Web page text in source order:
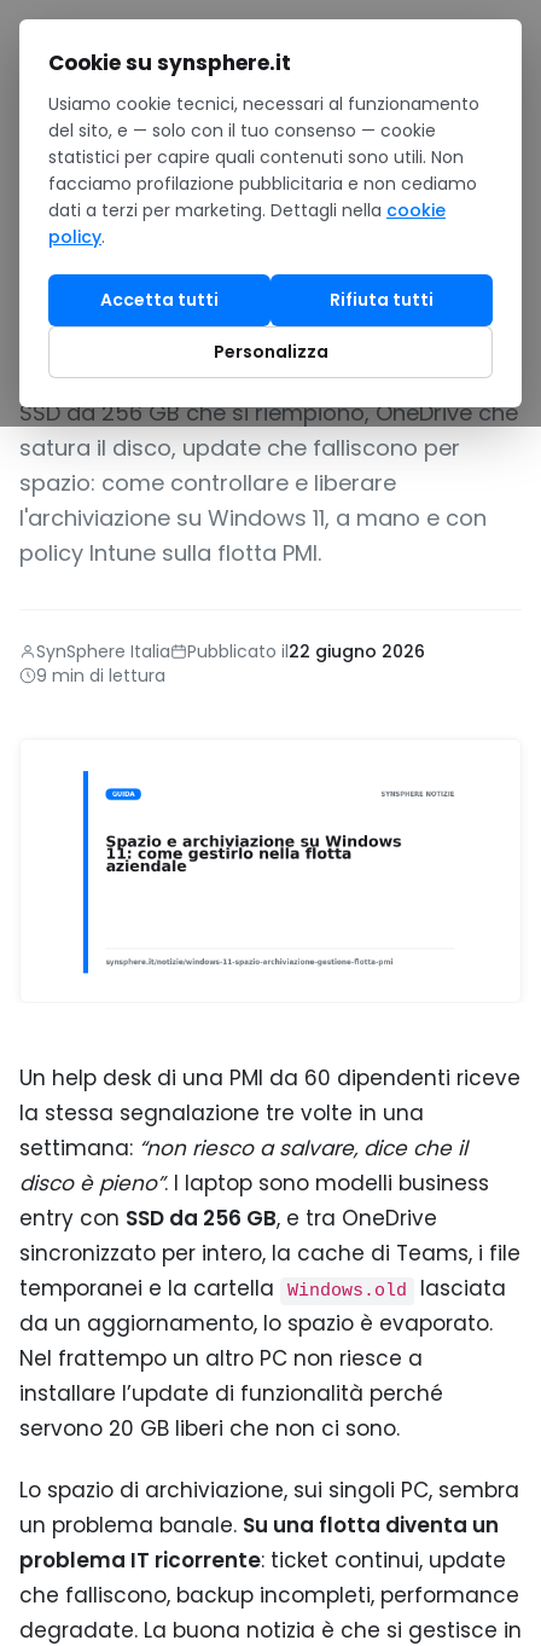
Salta al contenuto
Home / Notizie
Spazio e archiviazione su Windows 11: come gestirlo nella
flotta aziendale
GUIDA
Spazio e archiviazione su
Windows 11: come gestirlo
nella flotta aziendale
SSD da 256 GB che si riempiono, OneDrive che
satura il disco, update che falliscono per
spazio: come controllare e liberare
l'archiviazione su Windows 11, a mano e con
policy Intune sulla flotta PMI.
SynSphere Italia Pubblicato il22 giugno 2026
9 min di lettura
Un help desk di una PMI da 60 dipendenti riceve
la stessa segnalazione tre volte in una
settimana: “non riesco a salvare, dice che il
disco è pieno”. I laptop sono modelli business
entry con SSD da 256 GB, e tra OneDrive
sincronizzato per intero, la cache di Teams, i file
temporanei e la cartella
Windows.old
lasciata
da un aggiornamento, lo spazio è evaporato.
Nel frattempo un altro PC non riesce a
installare l’update di funzionalità perché
servono 20 GB liberi che non ci sono.
Lo spazio di archiviazione, sui singoli PC, sembra
un problema banale. Su una flotta diventa un
problema IT ricorrente: ticket continui, update
che falliscono, backup incompleti, performance
degradate. La buona notizia è che si gestisce in
Cookie su synsphere.it
Usiamo cookie tecnici, necessari al funzionamento
del sito, e — solo con il tuo consenso — cookie
statistici per capire quali contenuti sono utili. Non
facciamo profilazione pubblicitaria e non cediamo
dati a terzi per marketing. Dettagli nella cookie
policy.
Accetta tutti Rifiuta tutti
Personalizza